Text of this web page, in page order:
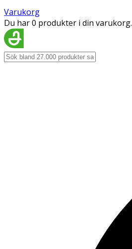
Varukorg
Du har 0 produkter i din varukorg.